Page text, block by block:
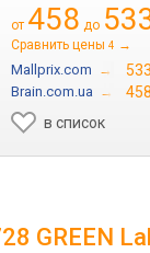
от 458 до
Сравнить цены 4 →
Mallprix.com →
Brain.com.ua →
в список
GREEN